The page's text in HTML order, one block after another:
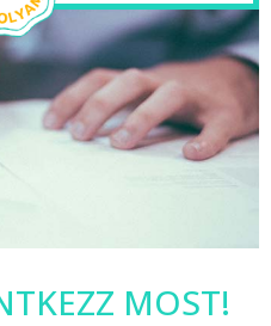
MOST!